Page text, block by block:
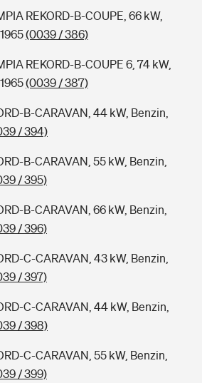
REKORD-B-COUPE, 66 kW,
(0039 / 386)
REKORD-B-COUPE 6, 74 kW,
(0039 / 387)
B-CARAVAN, 44 kW, Benzin,
/ 394)
B-CARAVAN, 55 kW, Benzin,
/ 395)
B-CARAVAN, 66 kW, Benzin,
/ 396)
C-CARAVAN, 43 kW, Benzin,
/ 397)
C-CARAVAN, 44 kW, Benzin,
/ 398)
C-CARAVAN, 55 kW, Benzin,
/ 399)